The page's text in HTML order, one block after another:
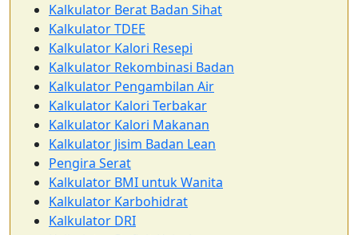
Kalkulator Berat Badan Sihat
Kalkulator TDEE
Kalkulator Kalori Resepi
Kalkulator Rekombinasi Badan
Kalkulator Pengambilan Air
Kalkulator Kalori Terbakar
Kalkulator Kalori Makanan
Kalkulator Jisim Badan Lean
Pengira Serat
Kalkulator BMI untuk Wanita
Kalkulator Karbohidrat
Kalkulator DRI